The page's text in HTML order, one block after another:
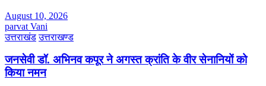
August 10, 2026
parvat Vani
उत्तराखंड उत्तराखण्ड
जनसेवी डॉ. अभिनव कपूर ने अगस्त क्रांति के वीर सेनानियों को
किया नमन